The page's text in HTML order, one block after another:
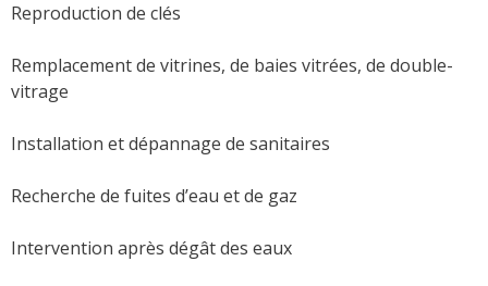
Reproduction de clés
Remplacement de vitrines, de baies vitrées, de double-
vitrage
Installation et dépannage de sanitaires
Recherche de fuites d’eau et de gaz
Intervention après dégât des eaux